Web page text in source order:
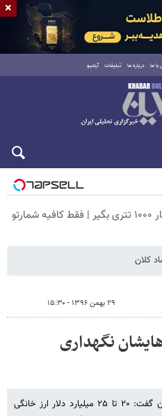
ما درباره ما تبلیغات آرشیو
از توایکس اعتبار ۱۰۰۰ تتری بگیر | فقط کافیه شمارتو
کلان
۲۹ بهمن ۱۳۹۶ - ۱۵:۳۰
نگهداری
تسنیم نوشت:رئیس اتاق بازرگانی ایران گفت: ۲۰ تا ۲۵ میلیارد دلار ارز خانگی
×